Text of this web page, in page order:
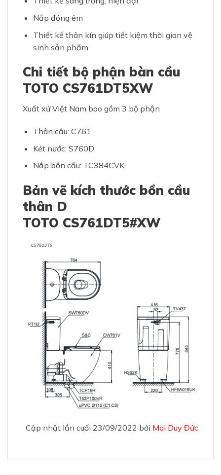
Nắp đóng êm
Thiết kế thân kín giúp tiết kiệm thời gian vệ
sinh sản phẩm
Chi tiết bộ phận bàn cầu
TOTO CS761DT5XW
Xuất xứ Việt Nam bao gồm 3 bộ phận
Thân cầu: C761
Két nước: S760D
Nắp bồn cầu: TC384CVK
Bản vẽ kích thước bồn cầu
thân D
TOTO CS761DT5#XW
Cập nhật lần cuối 23/09/2022 bởi Mai Duy Đức